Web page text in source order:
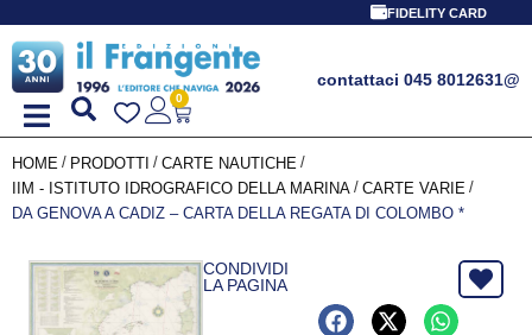
FIDELITY CARD
contattaci 045 8012631@
0
HOME / PRODOTTI / CARTE NAUTICHE /
IIM - ISTITUTO IDROGRAFICO DELLA MARINA / CARTE VARIE /
DA GENOVA A CADIZ – CARTA DELLA REGATA DI COLOMBO *
CONDIVIDI
LA PAGINA